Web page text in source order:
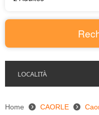
LOCALITÀ
Home CAORLE